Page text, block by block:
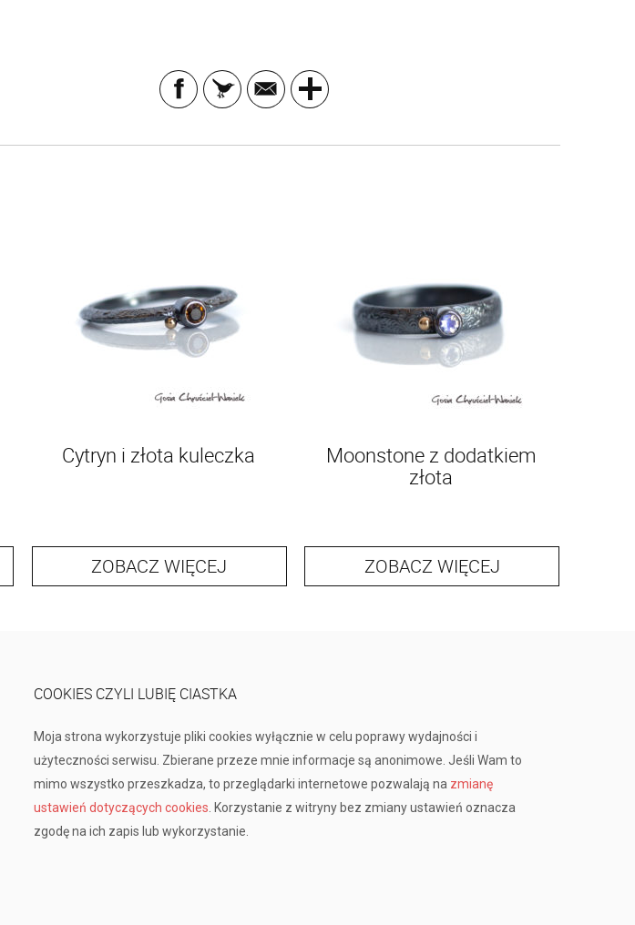
Cytryn i złota kuleczka
ZOBACZ WIĘCEJ
Moonstone z dodatkiem
złota
ZOBACZ WIĘCEJ
COOKIES CZYLI LUBIĘ CIASTKA
Moja strona wykorzystuje pliki cookies wyłącznie w celu poprawy wydajności i
użyteczności serwisu. Zbierane przeze mnie informacje są anonimowe. Jeśli Wam to
mimo wszystko przeszkadza, to przeglądarki internetowe pozwalają na zmianę
ustawień dotyczących cookies . Korzystanie z witryny bez zmiany ustawień oznacza
zgodę na ich zapis lub wykorzystanie.